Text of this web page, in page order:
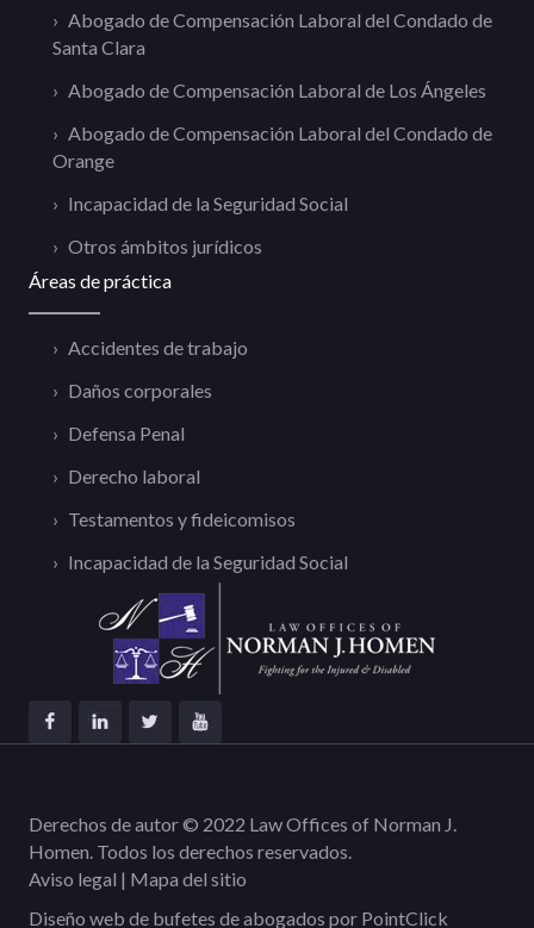
Abogado de Compensación Laboral del Condado de
Santa Clara
Abogado de Compensación Laboral de Los Ángeles
Abogado de Compensación Laboral del Condado de
Orange
Incapacidad de la Seguridad Social
Otros ámbitos jurídicos
Áreas de práctica
Accidentes de trabajo
Daños corporales
Defensa Penal
Derecho laboral
Testamentos y fideicomisos
Incapacidad de la Seguridad Social
Derechos de autor © 2022 Law Offices of Norman J.
Homen. Todos los derechos reservados.
Aviso legal | Mapa del sitio
Diseño web de bufetes de abogados por PointClick